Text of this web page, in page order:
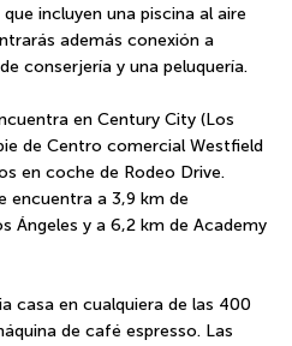
incluyen una piscina al aire
además conexión a
conserjería y una peluquería.
en Century City (Los
de Centro comercial Westfield
en coche de Rodeo Drive.
encuentra a 3,9 km de
Ángeles y a 6,2 km de Academy
casa en cualquiera de las 400
de café espresso. Las